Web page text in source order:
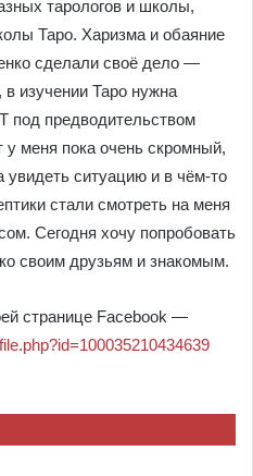
тарологов и школы,
Таро. Харизма и обаяние
сделали своё дело —
изучении Таро нужна
под предводительством
меня пока очень скромный,
увидеть ситуацию и в чём-то
стали смотреть на меня
Сегодня хочу попробовать
своим друзьям и знакомым.
странице Facebook —